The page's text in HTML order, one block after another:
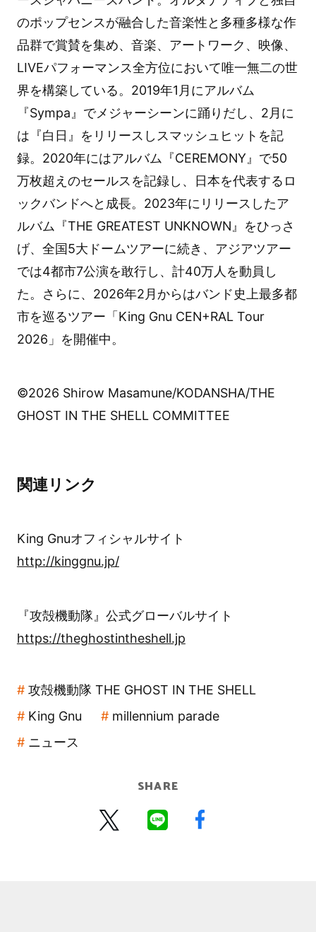
のポップセンスが融合した音楽性と多種多様な作
品群で賞賛を集め、音楽、アートワーク、映像、
LIVEパフォーマンス全方位において唯一無二の世
界を構築している。2019年1月にアルバム
『Sympa』でメジャーシーンに踊りだし、2月に
は『白日』をリリースしスマッシュヒットを記
録。2020年にはアルバム『CEREMONY』で50
万枚超えのセールスを記録し、日本を代表するロ
ックバンドへと成長。2023年にリリースしたア
ルバム『THE GREATEST UNKNOWN』をひっさ
げ、全国5大ドームツアーに続き、アジアツアー
では4都市7公演を敢行し、計40万人を動員し
た。さらに、2026年2月からはバンド史上最多都
市を巡るツアー「King Gnu CEN+RAL Tour
2026」を開催中。
©2026 Shirow Masamune/KODANSHA/THE
GHOST IN THE SHELL COMMITTEE
関連リンク
King Gnuオフィシャルサイト
http://kinggnu.jp/
『攻殻機動隊』公式グローバルサイト
https://theghostintheshell.jp
攻殻機動隊 THE GHOST IN THE SHELL
King Gnu
millennium parade
ニュース
SHARE